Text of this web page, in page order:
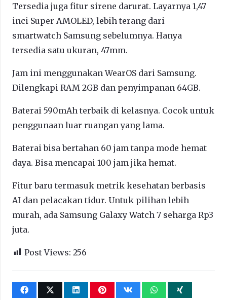
Tersedia juga fitur sirene darurat. Layarnya 1,47
inci Super AMOLED, lebih terang dari
smartwatch Samsung sebelumnya. Hanya
tersedia satu ukuran, 47mm.
Jam ini menggunakan WearOS dari Samsung.
Dilengkapi RAM 2GB dan penyimpanan 64GB.
Baterai 590mAh terbaik di kelasnya. Cocok untuk
penggunaan luar ruangan yang lama.
Baterai bisa bertahan 60 jam tanpa mode hemat
daya. Bisa mencapai 100 jam jika hemat.
Fitur baru termasuk metrik kesehatan berbasis
AI dan pelacakan tidur. Untuk pilihan lebih
murah, ada Samsung Galaxy Watch 7 seharga Rp3
juta.
Post Views: 256